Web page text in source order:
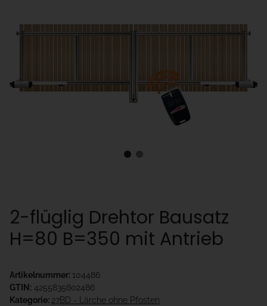
2-flüglig Drehtor Bausatz
H=80 B=350 mit Antrieb
Artikelnummer: 104486
GTIN: 4255835602486
Kategorie: 27BD - Lärche ohne Pfosten